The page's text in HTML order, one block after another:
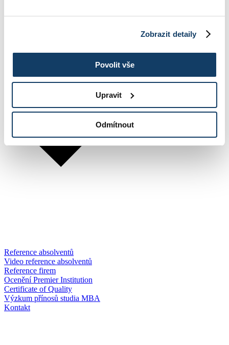
Zobrazit detaily
Povolit vše
Upravit
Odmítnout
Reference absolventů
Video reference absolventů
Reference firem
Ocenění Premier Institution
Certificate of Quality
Výzkum přínosů studia MBA
Kontakt